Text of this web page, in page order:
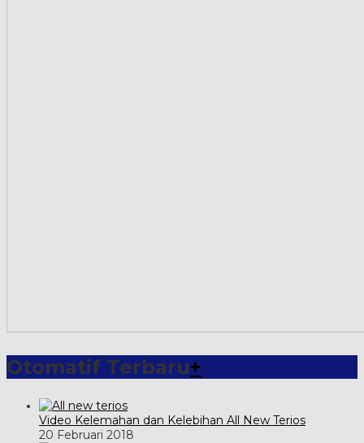
Otomatif Terbaru+
Video Kelemahan dan Kelebihan All New Terios
20 Februari 2018